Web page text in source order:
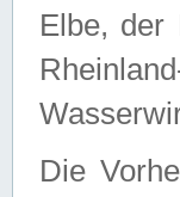
Elbe, der
Die